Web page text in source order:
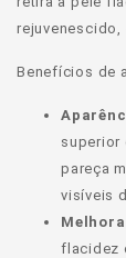
rejuvenescido,
Benefícios de
superior
pareça
visíveis
flacidez